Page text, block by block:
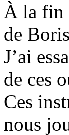
À la fin
de
J’ai
de ces
Ces
nous